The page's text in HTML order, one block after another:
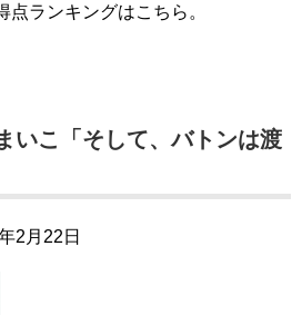
ランキングはこちら。
こ「そして、バトンは渡
2月22日